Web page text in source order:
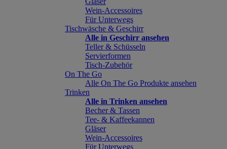
Wein-Accessoires
Für Unterwegs
Tischwäsche & Geschirr
Alle in Geschirr ansehen
Teller & Schüsseln
Servierformen
Tisch-Zubehör
On The Go
Alle On The Go Produkte ansehen
Trinken
Alle in Trinken ansehen
Becher & Tassen
Tee- & Kaffeekannen
Gläser
Wein-Accessoires
Für Unterwegs